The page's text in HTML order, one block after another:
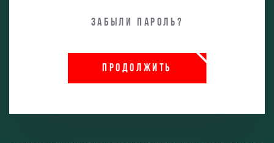
Забыли пароль?
ПРОДОЛЖИТЬ